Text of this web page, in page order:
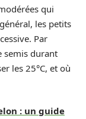
qui
les petits
Par
semis durant
les 25°C, et où
: un guide